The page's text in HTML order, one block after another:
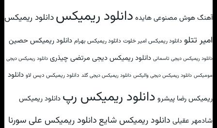
آهنگ هوش مصنوعی هایده دانلود ریمیکسدانلود ریمیکس
امیر تتلو دانلود ریمیکس امیر خلوت دانلود ریمیکس بهرام دانلود ریمیکس حصین
دانلود ریمیکس دیجی تاسمانی دانلود ریمیکس دیجی مرتضی چیذری دانلود ریمیکس دیجی
مومیکس دانلود ریمیکس دیجی والیکس دانلود ریمیکس دیجی گلد دانلود ریمیکس دیس لاو دانلود
ریمیکس رضا پیشرو دانلود ریمیکس رپ دانلود ریمیکس
شادمهر عقیلی دانلود ریمیکس شایع دانلود ریمیکس علی سورنا